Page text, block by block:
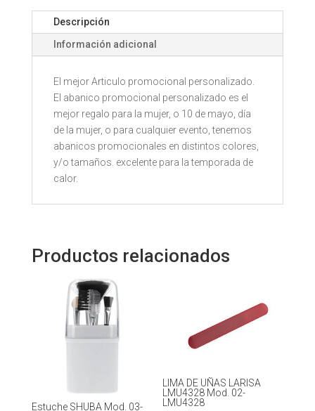
Descripción
Información adicional
El mejor Articulo promocional personalizado.
El abanico promocional personalizado es el
mejor regalo para la mujer, o 10 de mayo, día
de la mujer, o para cualquier evento, tenemos
abanicos promocionales en distintos colores,
y/o tamaños. excelente para la temporada de
calor.
Productos relacionados
Estuche SHUBA Mod. 03-
LIMA DE UÑAS LARISA
LMU4328 Mod. 02-
LMU4328